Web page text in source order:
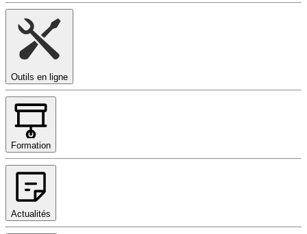
Outils en ligne
Formation
Actualités